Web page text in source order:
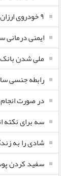
٩ خودروی ارزان‌تر از پراید را بشناسید
ایمنی
ملی شدن
رابطه جنسی
در صورت
سه برای نکته
شادی را به
سفید کردن